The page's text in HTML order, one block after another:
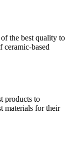
the best quality to
ceramic-based
products to
materials for their